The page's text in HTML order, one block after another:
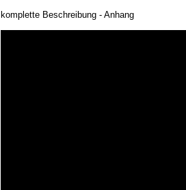
komplette Beschreibung - Anhang